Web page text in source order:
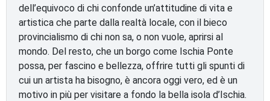
dell’equivoco di chi confonde un’attitudine di vita e
artistica che parte dalla realtà locale, con il bieco
provincialismo di chi non sa, o non vuole, aprirsi al
mondo. Del resto, che un borgo come Ischia Ponte
possa, per fascino e bellezza, offrire tutti gli spunti di
cui un artista ha bisogno, è ancora oggi vero, ed è un
motivo in più per visitare a fondo la bella isola d’Ischia.